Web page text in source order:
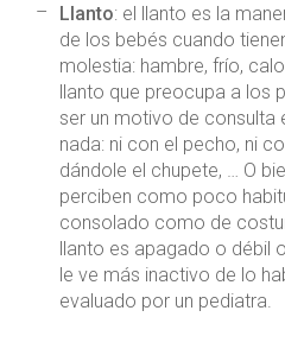
Llanto: el llanto es la
de los bebés cuando
molestia: hambre, frío,
llanto que preocupa a los
ser un motivo de consulta
nada: ni con el pecho, ni
dándole el chupete, … O
perciben como poco
consolado como de
llanto es apagado o débil
le ve más inactivo de lo
evaluado por un pediatra.